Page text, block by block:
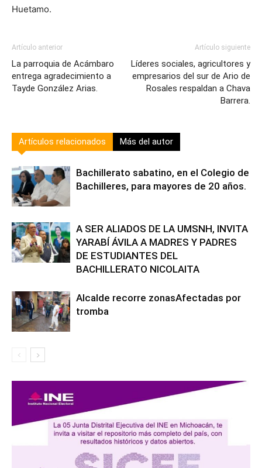
Huetamo.
Artículo anterior
La parroquia de Acámbaro
entrega agradecimiento a
Tayde González Arias.
Artículo siguiente
Líderes sociales, agricultores y
empresarios del sur de Ario de
Rosales respaldan a Chava
Barrera.
Artículos relacionados Más del autor
Bachillerato sabatino, en el Colegio de
Bachilleres, para mayores de 20 años.
A SER ALIADOS DE LA UMSNH, INVITA
YARABÍ ÁVILA A MADRES Y PADRES
DE ESTUDIANTES DEL
BACHILLERATO NICOLAITA
Alcalde recorre zonasAfectadas por
tromba